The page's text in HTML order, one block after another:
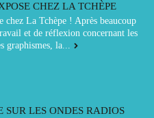
CHEZ LA TCHÈPE
chez La Tchèpe ! Après beaucoup
et de réflexion concernant les
graphismes, la...
SUR LES ONDES RADIOS